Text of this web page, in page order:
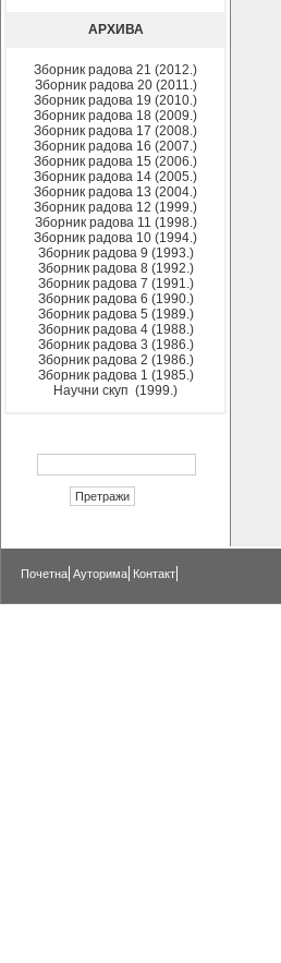
АРХИВА
Зборник радова 21 (2012.)
Зборник радова 20 (2011.)
Зборник радова 19 (2010.)
Зборник радова 18 (2009.)
Зборник радова 17 (2008.)
Зборник радова 16 (2007.)
Зборник радова 15 (2006.)
Зборник радова 14 (2005.)
Зборник радова 13 (2004.)
Зборник радова 12 (1999.)
Зборник радова 11 (1998.)
Зборник радова 10 (1994.)
Зборник радова 9 (1993.)
Зборник радова 8 (1992.)
Зборник радова 7 (1991.)
Зборник радова 6 (1990.)
Зборник радова 5 (1989.)
Зборник радова 4 (1988.)
Зборник радова 3 (1986.)
Зборник радова 2 (1986.)
Зборник радова 1 (1985.)
Научни скуп (1999.)
Почетна Ауторима Контакт